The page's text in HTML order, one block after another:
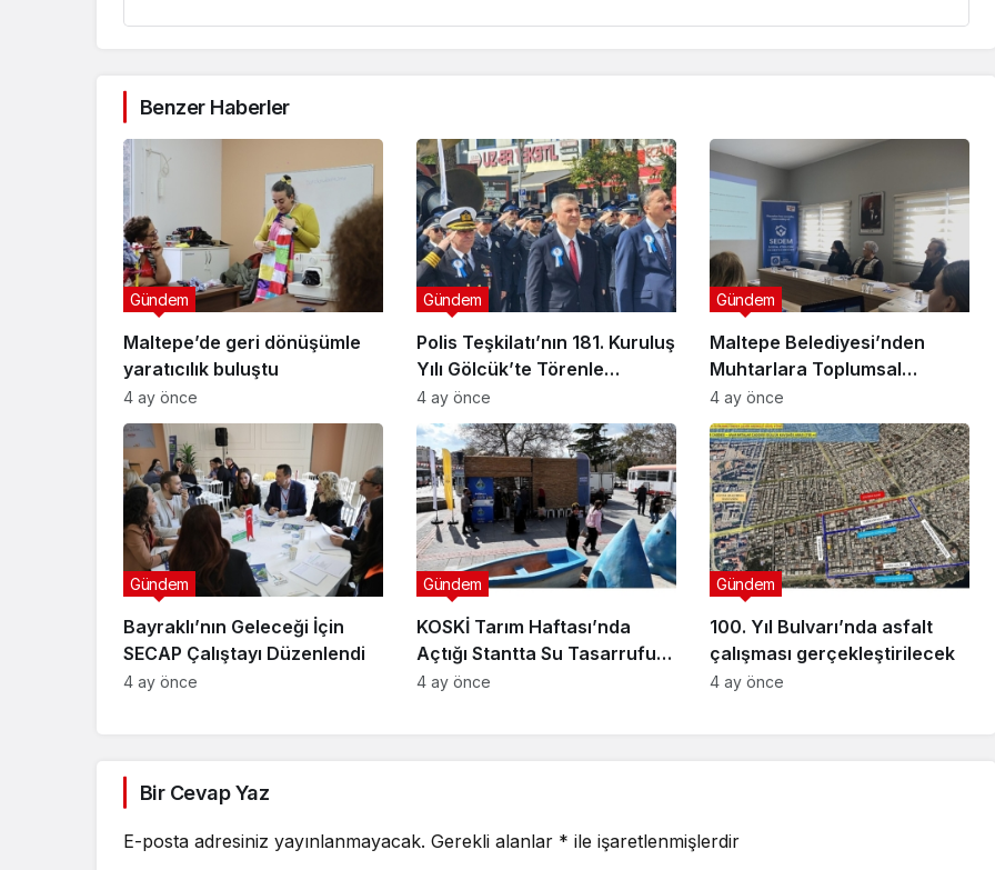
Benzer Haberler
Maltepe’de geri dönüşümle
yaratıcılık buluştu
Gündem
4 ay önce
Polis Teşkilatı’nın 181. Kuruluş
Yılı Gölcük’te Törenle
Kutlandı
Gündem
4 ay önce
Maltepe Belediyesi’nden
Muhtarlara Toplumsal
Cinsiyet Eşitliği Semineri
Gündem
4 ay önce
Bayraklı’nın Geleceği İçin
SECAP Çalıştayı Düzenlendi
Gündem
4 ay önce
KOSKİ Tarım Haftası’nda
Açtığı Stantta Su Tasarrufu
Bilgilendirmesi Yapıyor
Gündem
4 ay önce
100. Yıl Bulvarı’nda asfalt
çalışması gerçekleştirilecek
Gündem
4 ay önce
Bir Cevap Yaz
E-posta adresiniz yayınlanmayacak. Gerekli alanlar * ile işaretlenmişlerdir